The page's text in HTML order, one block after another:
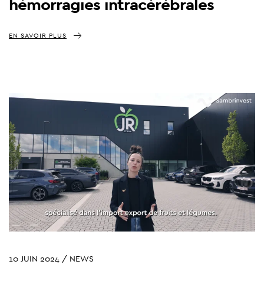
hémorragies intracérébrales
EN SAVOIR PLUS
10 JUIN 2024 / NEWS